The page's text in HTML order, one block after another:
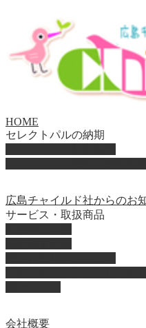
HOME
セレクトパルの納期
広島チャイルド社からのお
サービス・取扱商品
会社概要